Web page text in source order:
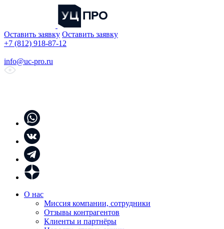
Оставить заявку Оставить заявку
+7 (812) 918-87-12
info@uc-pro.ru
О нас
Миссия компании, сотрудники
Отзывы контрагентов
Клиенты и партнёры